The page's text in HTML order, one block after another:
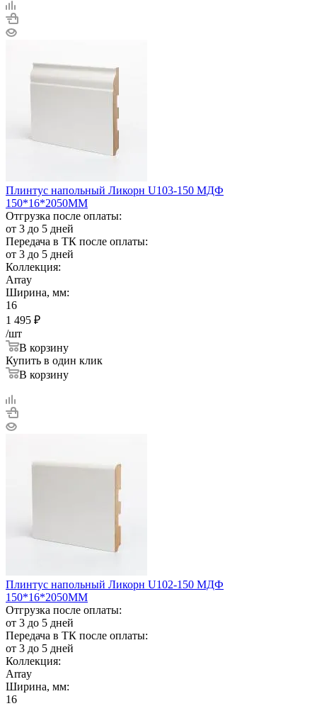
Плинтус напольный Ликорн U103-150 МДФ
150*16*2050ММ
Отгрузка после оплаты:
от 3 до 5 дней
Передача в ТК после оплаты:
от 3 до 5 дней
Коллекция:
Array
Ширина, мм:
16
1 495 ₽
/шт
В корзину
Купить в один клик
В корзину
Плинтус напольный Ликорн U102-150 МДФ
150*16*2050ММ
Отгрузка после оплаты:
от 3 до 5 дней
Передача в ТК после оплаты:
от 3 до 5 дней
Коллекция:
Array
Ширина, мм:
16